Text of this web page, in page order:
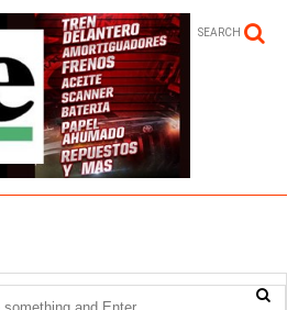
SEARCH